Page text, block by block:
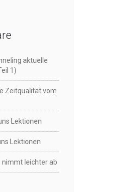
aktuelle
1)
Zeitqualität vom
Lektionen
Lektionen
nimmt leichter ab